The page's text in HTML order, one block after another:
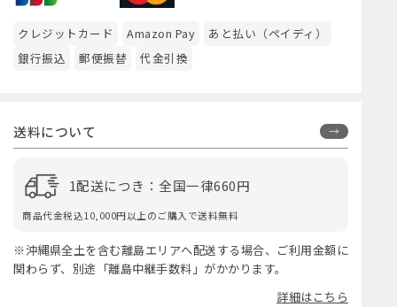
クレジットカード Amazon Pay
あと払い（ペイディ）
銀行振込
郵便振替 代金引換
送料について
1配送につき：全国一律660円
商品代金税込10,000円以上のご購入で送料無料
※沖縄県全土を含む離島エリアへ配送する場合、ご利用金額に
関わらず、別途「離島中継手数料」がかかります。
詳細はこちら